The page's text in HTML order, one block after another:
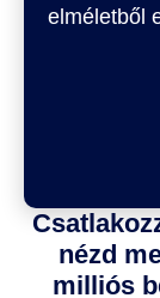
elméletből
nézd
milliós